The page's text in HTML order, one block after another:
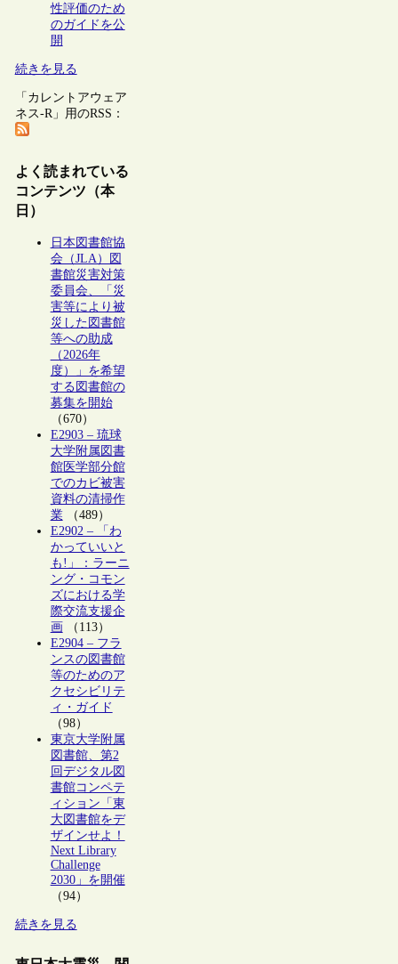
性評価のため
のガイドを公
開
続きを見る
「カレントアウェア
ネス-R」用のRSS：
よく読まれている
コンテンツ（本
日）
日本図書館協
会（JLA）図
書館災害対策
委員会、「災
害等により被
災した図書館
等への助成
（2026年
度）」を希望
する図書館の
募集を開始
（670）
E2903 – 琉球
大学附属図書
館医学部分館
でのカビ被害
資料の清掃作
業（489）
E2902 – 「わ
かっていいと
も!」：ラーニ
ング・コモン
ズにおける学
際交流支援企
画 （113）
E2904 – フラ
ンスの図書館
等のためのア
クセシビリテ
ィ・ガイド
（98）
東京大学附属
図書館、第2
回デジタル図
書館コンペテ
ィション「東
大図書館をデ
ザインせよ！
Next Library
Challenge
2030」を開催
（94）
続きを見る